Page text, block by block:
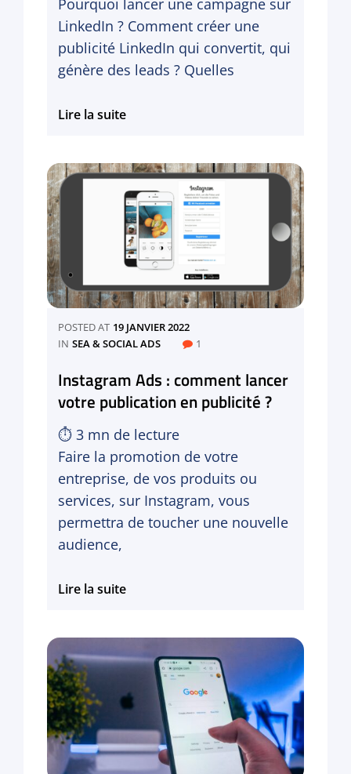
Pourquoi lancer une campagne sur
LinkedIn ? Comment créer une
publicité LinkedIn qui convertit, qui
génère des leads ? Quelles
Lire la suitePublicité
convertit
:
comment
la
créer
?
POSTED AT 19 JANVIER 2022
IN CATEGORIES
SEA & SOCIAL ADS 1
Instagram Ads : comment lancer
votre publication en publicité ?
⏱ 3 mn de lecture
Faire la promotion de votre
entreprise, de vos produits ou
services, sur Instagram, vous
permettra de toucher une nouvelle
audience,
Lire la suiteInstagram
comment
votre
publication
en
publicité
?